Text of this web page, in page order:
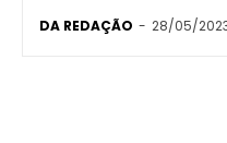
DA REDAÇÃO - 28/05/